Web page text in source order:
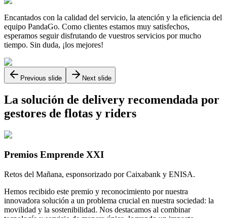
Encantados con la calidad del servicio, la atención y la eficiencia del
equipo PandaGo. Como clientes estamos muy satisfechos,
esperamos seguir disfrutando de vuestros servicios por mucho
tiempo. Sin duda, ¡los mejores!
Previous slide Next slide
La solución de delivery recomendada por
gestores de flotas y riders
Premios Emprende XXI
Retos del Mañana, esponsorizado por Caixabank y ENISA.
Hemos recibido este premio y reconocimiento por nuestra
innovadora solución a un problema crucial en nuestra sociedad: la
movilidad y la sostenibilidad. Nos destacamos al combinar